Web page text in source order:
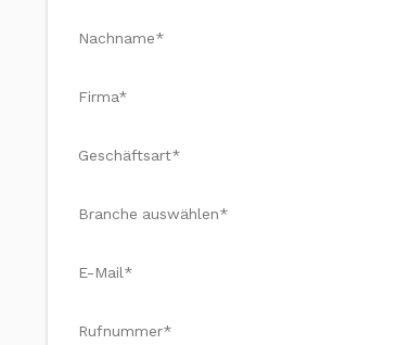
Nachname*
Firma*
Geschäftsart*
Branche auswählen*
E-Mail*
Rufnummer*